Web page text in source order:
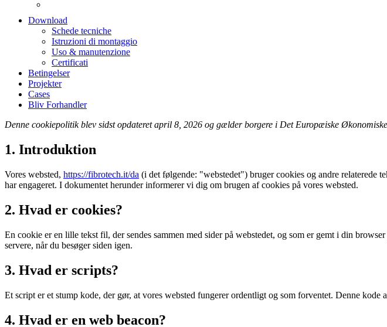
Download
Schede tecniche
Istruzioni di montaggio
Uso & manutenzione
Certificati
Betingelser
Projekter
Cases
Bliv Forhandler
Denne cookiepolitik blev sidst opdateret april 8, 2026 og gælder borgere i Det Europæiske
1. Introduktion
Vores websted, https://fibrotech.it/da (i det følgende: "webstedet") bruger cookies og andre relaterede
har engageret. I dokumentet herunder informerer vi dig om brugen af ​​cookies på vores websted.
2. Hvad er cookies?
En cookie er en lille tekst fil, der sendes sammen med sider på webstedet, og som er gemt i din
servere, når du besøger siden igen.
3. Hvad er scripts?
Et script er et stump kode, der gør, at vores websted fungerer ordentligt og som forventet. Denne kode
4. Hvad er en web beacon?